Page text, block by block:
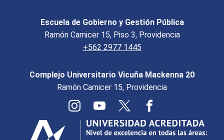
Escuela de Gobierno y Gestión Pública
Ramón Carnicer 15, Piso 3, Providencia
+562 2977 1445
Complejo Universitario Vicuña Mackenna 20
Ramón Carnicer 15, Providencia